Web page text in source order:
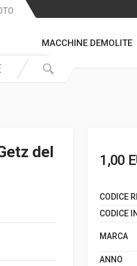
MACCHINE DEMOLITE
del
1,00
CODICE
CODICE
MARCA
ANNO